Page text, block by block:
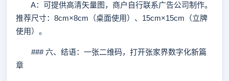
A：可提供高清矢量图，商户自行联系广告公司制作。
推荐尺寸：8cm×8cm（桌面使用）、15cm×15cm（立牌
使用）。
### 六、结语：一张二维码，打开张家界数字化新篇
章